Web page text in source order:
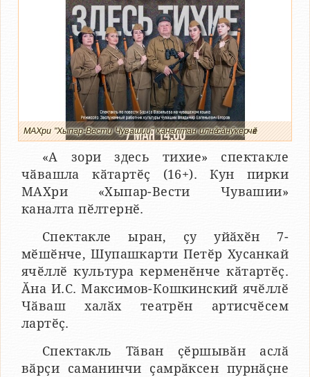
МАХри "Хыпар-Вести Чувашии" каналтан илнӗ сӑнӳкерчӗк
«А зори здесь тихие» спектакле
чӑвашла кӑтартӗҫ (16+). Кун пирки
МАХри «Хыпар-Вести Чувашии»
каналта пӗлтернӗ.
Спектакле ыран, ҫу уйӑхӗн 7-
мӗшӗнче, Шупашкарти Петӗр Хусанкай
ячӗллӗ культура керменӗнче кӑтартӗҫ.
Ӑна И.С. Максимов-Кошкинский ячӗллӗ
Чӑваш халӑх театрӗн артисчӗсем
лартӗҫ.
Спектакль Тӑван ҫӗршывӑн аслӑ
вӑрҫи саманинчи ҫамрӑксен пурнӑҫне